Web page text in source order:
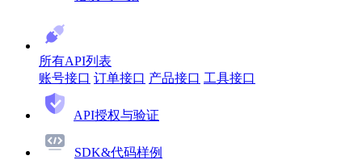
所有API列表
账号接口 订单接口 产品接口 工具接口
API授权与验证
SDK&代码样例